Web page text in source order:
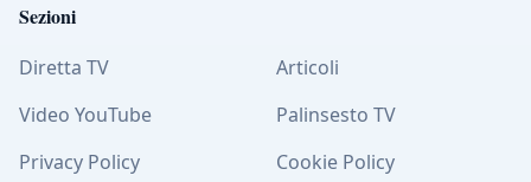
Sezioni
Diretta TV
Articoli
Video YouTube
Palinsesto TV
Privacy Policy
Cookie Policy